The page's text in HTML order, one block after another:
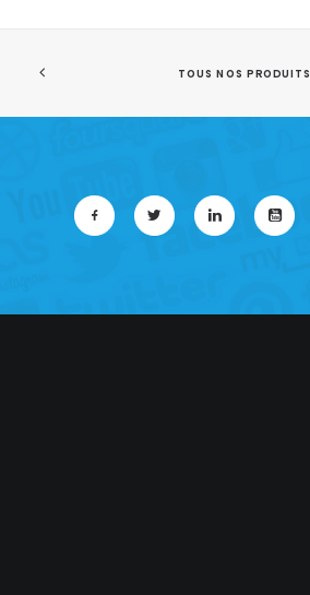
TOUS NOS PRODUITS